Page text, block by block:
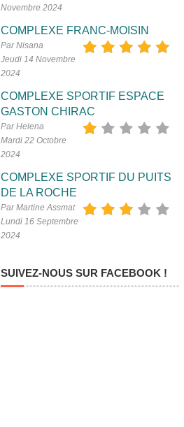
Novembre 2024
COMPLEXE FRANC-MOISIN
Par Nisana
Jeudi 14 Novembre
2024
COMPLEXE SPORTIF ESPACE
GASTON CHIRAC
Par Helena
Mardi 22 Octobre
2024
COMPLEXE SPORTIF DU PUITS
DE LA ROCHE
Par Martine Assmat
Lundi 16 Septembre
2024
SUIVEZ-NOUS SUR FACEBOOK !